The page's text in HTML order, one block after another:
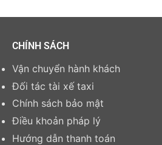
CHÍNH SÁCH
Vận chuyển hành khách
Đối tác tài xế taxi
Chính sách bảo mật
Điều khoản pháp lý
Hướng dẫn thanh toán